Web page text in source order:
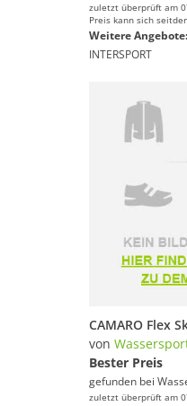
zuletzt überprüft am
Preis kann sich
Weitere Angebote:
INTERSPORT
von
Bester Preis
gefunden bei
zuletzt überprüft am